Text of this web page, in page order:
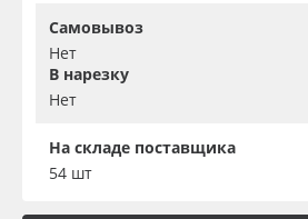
Самовывоз
Нет
В нарезку
Нет
На складе поставщика
54 шт